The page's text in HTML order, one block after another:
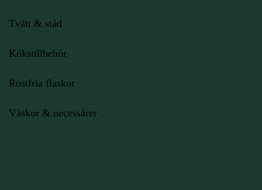
Tvätt & städ
Kökstillbehör
Rostfria flaskor
Väskor & necessärer